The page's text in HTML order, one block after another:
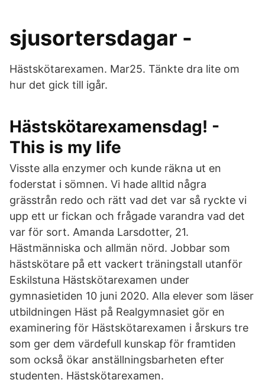
sjusortersdagar -
Hästskötarexamen. Mar25. Tänkte dra lite om
hur det gick till igår.
Hästskötarexamensdag! -
This is my life
Visste alla enzymer och kunde räkna ut en
foderstat i sömnen. Vi hade alltid några
grässtrån redo och rätt vad det var så ryckte vi
upp ett ur fickan och frågade varandra vad det
var för sort. Amanda Larsdotter, 21.
Hästmänniska och allmän nörd. Jobbar som
hästskötare på ett vackert träningstall utanför
Eskilstuna Hästskötarexamen under
gymnasietiden 10 juni 2020. Alla elever som läser
utbildningen Häst på Realgymnasiet gör en
examinering för Hästskötarexamen i årskurs tre
som ger dem värdefull kunskap för framtiden
som också ökar anställningsbarheten efter
studenten. Hästskötarexamen.